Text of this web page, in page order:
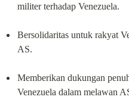
militer terhadap Venezuela.
Bersolidaritas untuk rakyat
AS.
Memberikan dukungan
Venezuela dalam melawan